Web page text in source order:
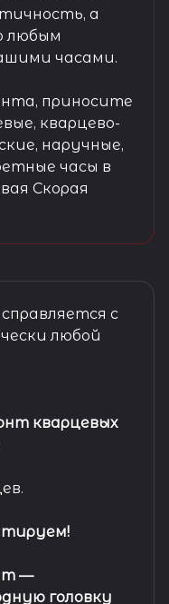
а
любым
часами.
приносите
кварцево-
наручные,
часы в
Скорая
с
любой
кварцевых
—
головку